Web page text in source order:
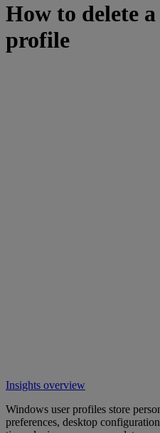
How to delete
profile
Insights overview
Windows user profiles store
preferences, desktop